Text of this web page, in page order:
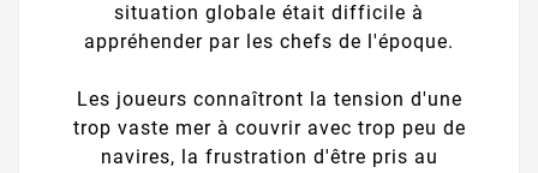
situation globale était difficile à
appréhender par les chefs de l'époque.
Les joueurs connaîtront la tension d'une
trop vaste mer à couvrir avec trop peu de
navires, la frustration d'être pris au